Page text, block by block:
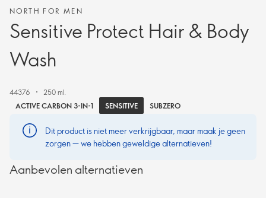
NORTH FOR MEN
Sensitive Protect Hair & Body
Wash
44376
250 ml.
ACTIVE CARBON 3-IN-1
SENSITIVE SUBZERO
Dit product is niet meer verkrijgbaar, maar maak je geen
zorgen — we hebben geweldige alternatieven!
Aanbevolen alternatieven